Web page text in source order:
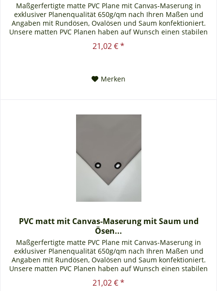
Maßgerfertigte matte PVC Plane mit Canvas-Maserung in
exklusiver Planenqualität 650g/qm nach Ihren Maßen und
Angaben mit Rundösen, Ovalösen und Saum konfektioniert.
Unsere matten PVC Planen haben auf Wunsch einen stabilen
rundum...
21,02 € *
Merken
PVC matt mit Canvas-Maserung mit Saum und
Ösen...
Maßgerfertigte matte PVC Plane mit Canvas-Maserung in
exklusiver Planenqualität 650g/qm nach Ihren Maßen und
Angaben mit Rundösen, Ovalösen und Saum konfektioniert.
Unsere matten PVC Planen haben auf Wunsch einen stabilen
rundum...
21,02 € *